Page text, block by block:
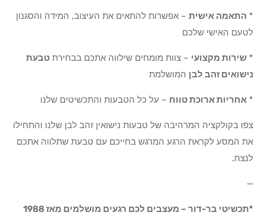
* התאמה אישית – אפשרות להתאים את העיצוב, המידה והסגנון
לטעם האישי שלכם
* שירות מקצועי – צוות מומחים שילווה אתכם בבחירת טבעת
נישואים זהב לבן המושלמת
* אחריות ארוכת טווח – על כל הטבעות והתכשיטים שלנו
צפו בקולקציה המרהיבה של טבעות נישואין זהב לבן שלנו והתחילו
את המסע לקראת הרגע המרגש בחייכם עם טבעת שתלווה אתכם
לנצח.
—
*תכשיטי בר-דור – מעצבים לכם רגעים מושלמים מאז 1988